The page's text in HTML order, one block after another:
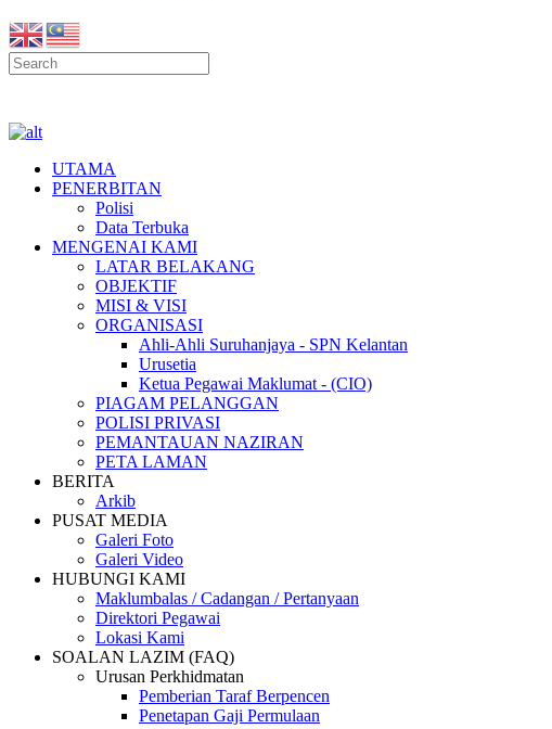
UTAMA
PENERBITAN
Polisi
Data Terbuka
MENGENAI KAMI
LATAR BELAKANG
OBJEKTIF
MISI & VISI
ORGANISASI
Ahli-Ahli Suruhanjaya - SPN Kelantan
Urusetia
Ketua Pegawai Maklumat - (CIO)
PIAGAM PELANGGAN
POLISI PRIVASI
PEMANTAUAN NAZIRAN
PETA LAMAN
BERITA
Arkib
PUSAT MEDIA
Galeri Foto
Galeri Video
HUBUNGI KAMI
Maklumbalas / Cadangan / Pertanyaan
Direktori Pegawai
Lokasi Kami
SOALAN LAZIM (FAQ)
Urusan Perkhidmatan
Pemberian Taraf Berpencen
Penetapan Gaji Permulaan